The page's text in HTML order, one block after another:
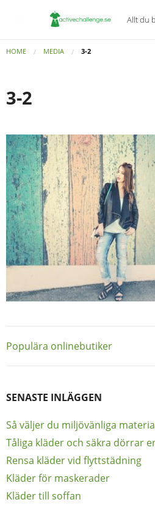
Allt du
HOME MEDIA 3-2
3-2
Inläggsnavigering
Populära onlinebutiker
SENASTE INLÄGGEN
Så väljer du miljövänliga
Tåliga kläder och säkra dörrar
Rensa kläder vid flyttstädning
Kläder för maskerader
Kläder till soffan